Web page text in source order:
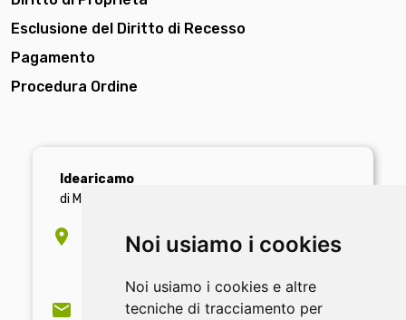
Noi usiamo i cookies
Noi usiamo i cookies e altre
tecniche di tracciamento per
Esclusione del Diritto di Recesso
Pagamento
Procedura Ordine
Idearicamo
di Michele Bonifacio
SEDE LEGALE
Via E. Barbaro, 18
info@idearicamo.com